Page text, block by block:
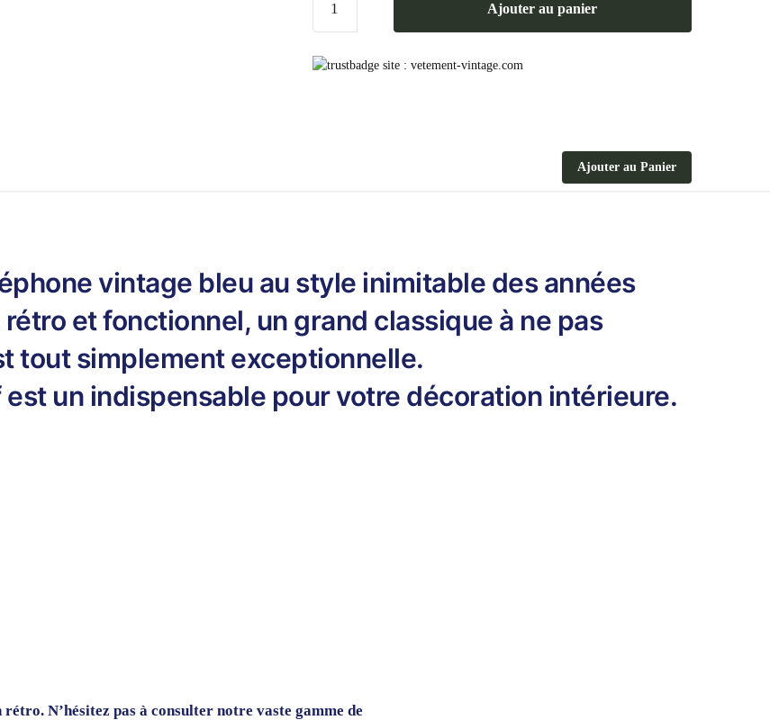
Vintage
Ajouter au panier
Ajouter au Panier
vintage bleu au style inimitable des années
et fonctionnel, un grand classique à ne pas
tout simplement exceptionnelle.
un indispensable pour votre décoration intérieure.
N’hésitez pas à consulter notre vaste gamme de